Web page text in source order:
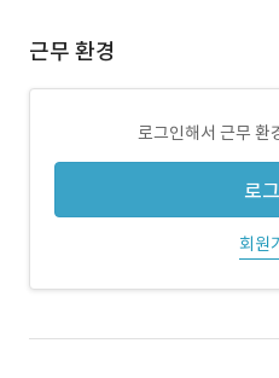
근무 환경
로그인해서 근무 환
로
회원